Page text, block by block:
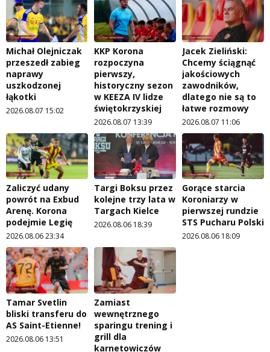
Michał Olejniczak
przeszedł zabieg
naprawy
uszkodzonej
łąkotki
2026.08.07 15:02
KKP Korona
rozpoczyna
pierwszy,
historyczny sezon
w KEEZA IV lidze
świętokrzyskiej
2026.08.07 13:39
Jacek Zieliński:
Chcemy ściągnąć
jakościowych
zawodników,
dlatego nie są to
łatwe rozmowy
2026.08.07 11:06
Zaliczyć udany
powrót na Exbud
Arenę. Korona
podejmie Legię
2026.08.06 23:34
Targi Boksu przez
kolejne trzy lata w
Targach Kielce
2026.08.06 18:39
Gorące starcia
Koroniarzy w
pierwszej rundzie
STS Pucharu Polski
2026.08.06 18:09
Tamar Svetlin
bliski transferu do
AS Saint-Etienne!
2026.08.06 13:51
Zamiast
wewnętrznego
sparingu trening i
grill dla
karnetowiczów